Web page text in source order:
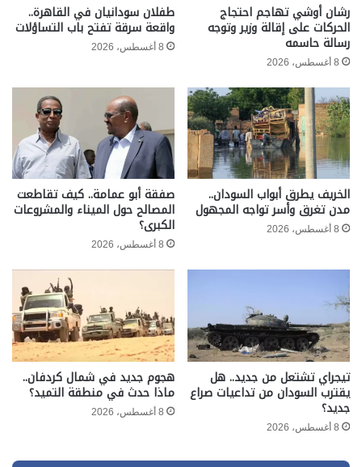
رشان أوشي تهاجم احتجاج
الحركات على إقالة وزير وتوجه
رسالة حاسمه
8 أغسطس، 2026
طفلان سودانيان في القاهرة..
واقعة سرقة تفتح باب التساؤلات
8 أغسطس، 2026
الخريف يطرق أبواب السودان..
مدن تغرق وأسر تواجه المجهول
8 أغسطس، 2026
صفقة أبو عمامة.. كيف تقاطعت
المصالح حول الميناء والمشروعات
الكبرى؟
8 أغسطس، 2026
تيجراي تشتعل من جديد.. هل
يقترب السودان من تداعيات صراع
جديد؟
8 أغسطس، 2026
هجوم جديد في شمال كردفان..
ماذا حدث في منطقة التميد؟
8 أغسطس، 2026